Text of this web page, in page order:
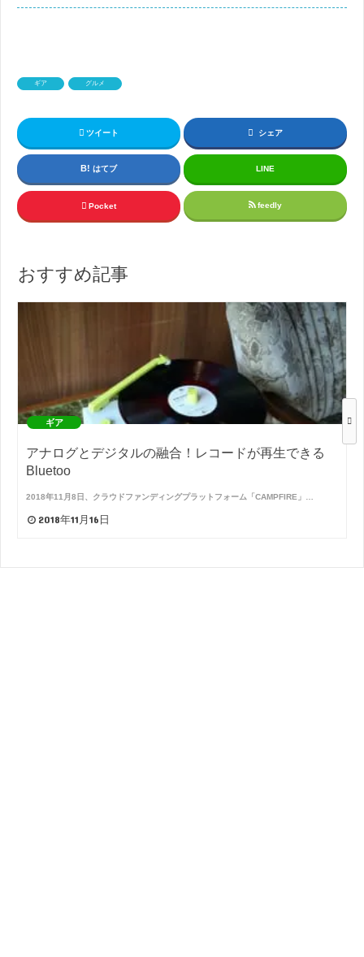
ギア グルメ
ツイート シェア
はてブ LINE
Pocket feedly
おすすめ記事
ギア
アナログとデジタルの融合！レコードが再生できる
Bluetoo
2018年11月8日、クラウドファンディングプラットフォーム「CAMPFIRE」…
2018年11月16日